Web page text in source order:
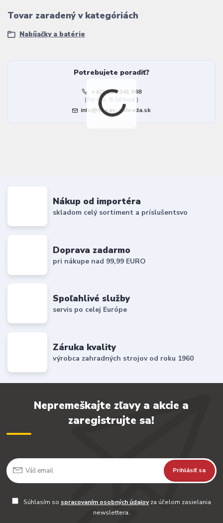
Tovar zaradený v kategóriách
Nabíjačky a batérie
Potrebujete poradiť?
+421 918 341 568
(Po-Pia, 8-16 hod.)
info@texas-zahrada.sk
Nákup od importéra
skladom celý sortiment a príslušentsvo
Doprava zadarmo
pri nákupe nad 99,99 EURO
Spoľahlivé služby
servis po celej Európe
Záruka kvality
výrobca zahradných strojov od roku 1960
Nepremeškajte zľavy a akcie a
zaregistrujte sa!
Prihlásiť sa
Súhlasím so spracovaním osobných údajovza účelom zasielania
newslettera.